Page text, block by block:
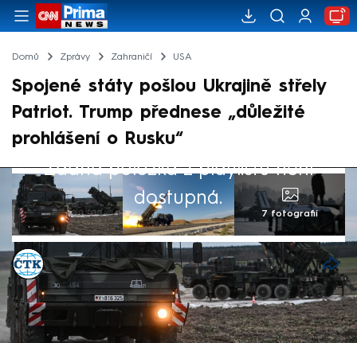
Domů Zprávy Zahraničí USA
Spojené státy pošlou Ukrajině střely
Patriot. Trump přednese „důležité
prohlášení o Rusku“
Žádná položka z playlistu není
dostupná.
7 fotografií
ČTK
14. čvc 2025, 06:25
Spojené státy pošlou Ukrajině střely
systémů protivzdušné obrany Patriot, ale